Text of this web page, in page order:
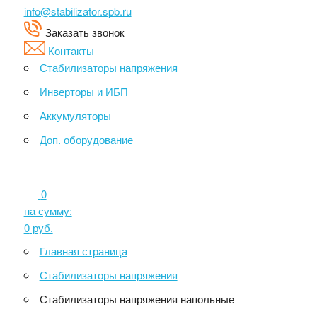
info@stabilizator.spb.ru
Заказать звонок
Контакты
Стабилизаторы напряжения
Инверторы и ИБП
Аккумуляторы
Доп. оборудование
0
на сумму:
0руб.
Главная страница
Стабилизаторы напряжения
Стабилизаторы напряжения напольные